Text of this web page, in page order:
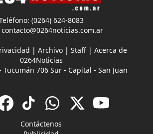
(0264) 624-8083
contacto@0264noticias.com.ar
|Archivo |Staff |Acerca de
0264Noticias
Tucumán 706 Sur - Capital - San Juan
Contáctenos